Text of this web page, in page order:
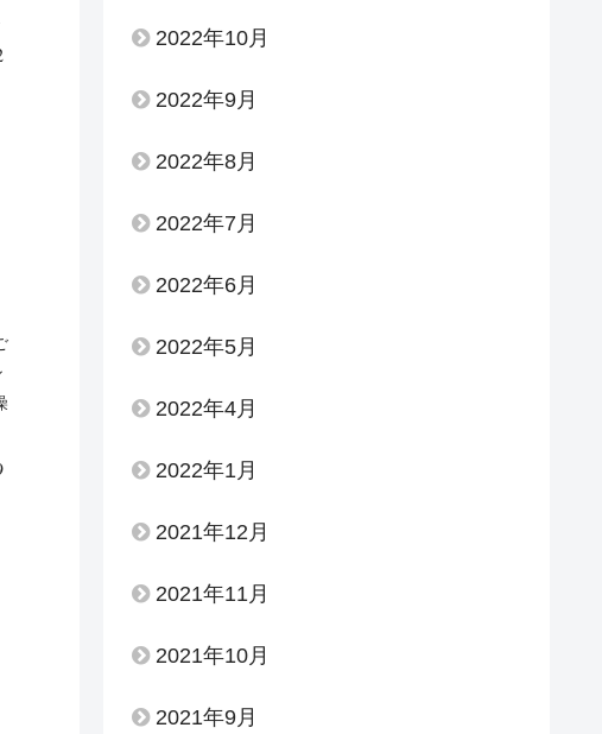
2022年10月
2022年9月
2022年8月
2022年7月
2022年6月
2022年5月
2022年4月
2022年1月
2021年12月
2021年11月
2021年10月
2021年9月